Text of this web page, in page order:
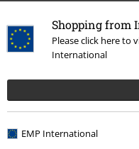
Shopping from
Please click here to
International
EMP International
E-mailnieuwsbrief